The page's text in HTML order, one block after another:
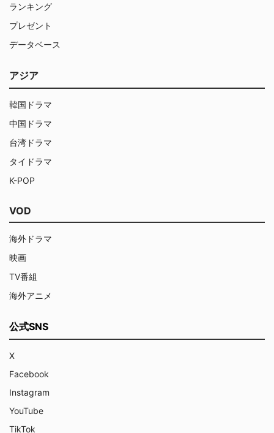
ランキング
プレゼント
データベース
アジア
韓国ドラマ
中国ドラマ
台湾ドラマ
タイドラマ
K-POP
VOD
海外ドラマ
映画
TV番組
海外アニメ
公式SNS
X
Facebook
Instagram
YouTube
TikTok